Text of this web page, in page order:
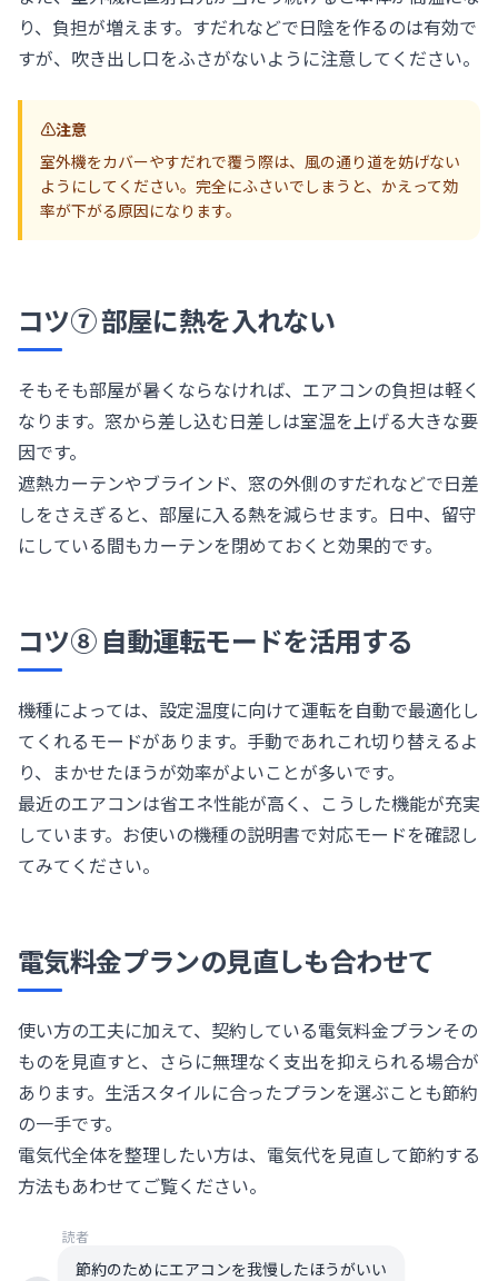
り、負担が増えます。すだれなどで日陰を作るのは有効で
すが、吹き出し口をふさがないように注意してください。
⚠️注意
室外機をカバーやすだれで覆う際は、風の通り道を妨げない
ようにしてください。完全にふさいでしまうと、かえって効
率が下がる原因になります。
コツ⑦ 部屋に熱を入れない
そもそも部屋が暑くならなければ、エアコンの負担は軽く
なります。窓から差し込む日差しは室温を上げる大きな要
因です。
遮熱カーテンやブラインド、窓の外側のすだれなどで日差
しをさえぎると、部屋に入る熱を減らせます。日中、留守
にしている間もカーテンを閉めておくと効果的です。
コツ⑧ 自動運転モードを活用する
機種によっては、設定温度に向けて運転を自動で最適化し
てくれるモードがあります。手動であれこれ切り替えるよ
り、まかせたほうが効率がよいことが多いです。
最近のエアコンは省エネ性能が高く、こうした機能が充実
しています。お使いの機種の説明書で対応モードを確認し
てみてください。
電気料金プランの見直しも合わせて
使い方の工夫に加えて、契約している電気料金プランその
ものを見直すと、さらに無理なく支出を抑えられる場合が
あります。生活スタイルに合ったプランを選ぶことも節約
の一手です。
電気代全体を整理したい方は、 電気代を見直して節約する
方法もあわせてご覧ください。
読者
節約のためにエアコンを我慢したほうがいい